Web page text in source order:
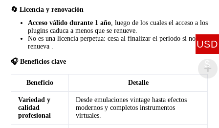
🔄 Licencia y renovación
Acceso válido durante 1 año, luego de los cuales el acceso a los
plugins caduca a menos que se renueve.
No es una licencia perpetua: cesa al finalizar el periodo si no se
renueva .
🎧 Beneficios clave
Beneficio Detalle
Variedad y
calidad
profesional
Desde emulaciones vintage hasta efectos
modernos y completos instrumentos
virtuales.
USD
$